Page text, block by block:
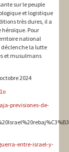
sur le peuple
et logistique
très dures, il a
Pour
national
déclenche la lutte
et musulmans
2024
previsiones-de-
entre-israel-y-